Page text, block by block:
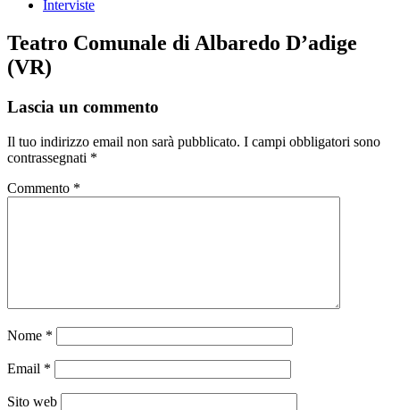
Interviste
Teatro Comunale di Albaredo D’adige
(VR)
Lascia un commento
Il tuo indirizzo email non sarà pubblicato. I campi obbligatori sono
contrassegnati *
Commento *
Nome *
Email *
Sito web